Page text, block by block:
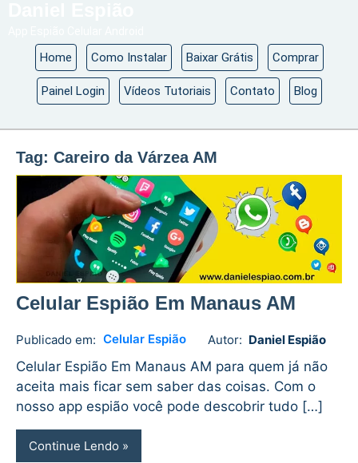
Home Como Instalar Baixar Grátis Comprar
Painel Login Vídeos Tutoriais Contato Blog
Tag: Careiro da Várzea AM
Celular Espião Em Manaus AM
Publicado em: Celular Espião Autor: Daniel Espião
Daniel
Espião
No
comments
Celular Espião Em Manaus AM para quem já não
aceita mais ficar sem saber das coisas. Com o
nosso app espião você pode descobrir tudo […]
Continue Lendo